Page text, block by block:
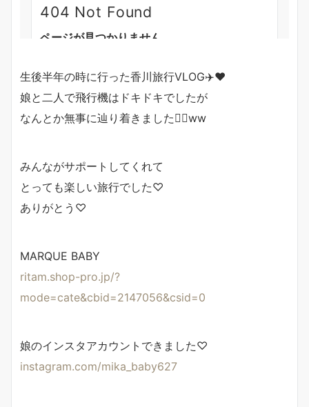
生後半年の時に行った香川旅行VLOG✈️❤️
娘と二人で飛行機はドキドキでしたが
なんとか無事に辿り着きました❤️‍🔥ww
みんながサポートしてくれて
とっても楽しい旅行でした♡
ありがとう♡
MARQUE BABY
ritam.shop-pro.jp/?
mode=cate&cbid=2147056&csid=0
娘のインスタアカウントできました♡
instagram.com/mika_baby627